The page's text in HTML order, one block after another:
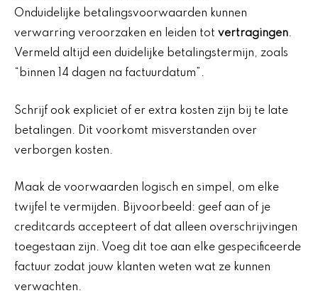
Onduidelijke betalingsvoorwaarden kunnen
verwarring veroorzaken en leiden tot vertragingen.
Vermeld altijd een duidelijke betalingstermijn, zoals
“binnen 14 dagen na factuurdatum”.
Schrijf ook expliciet of er extra kosten zijn bij te late
betalingen. Dit voorkomt misverstanden over
verborgen kosten.
Maak de voorwaarden logisch en simpel, om elke
twijfel te vermijden. Bijvoorbeeld: geef aan of je
creditcards accepteert of dat alleen overschrijvingen
toegestaan zijn. Voeg dit toe aan elke gespecificeerde
factuur zodat jouw klanten weten wat ze kunnen
verwachten.